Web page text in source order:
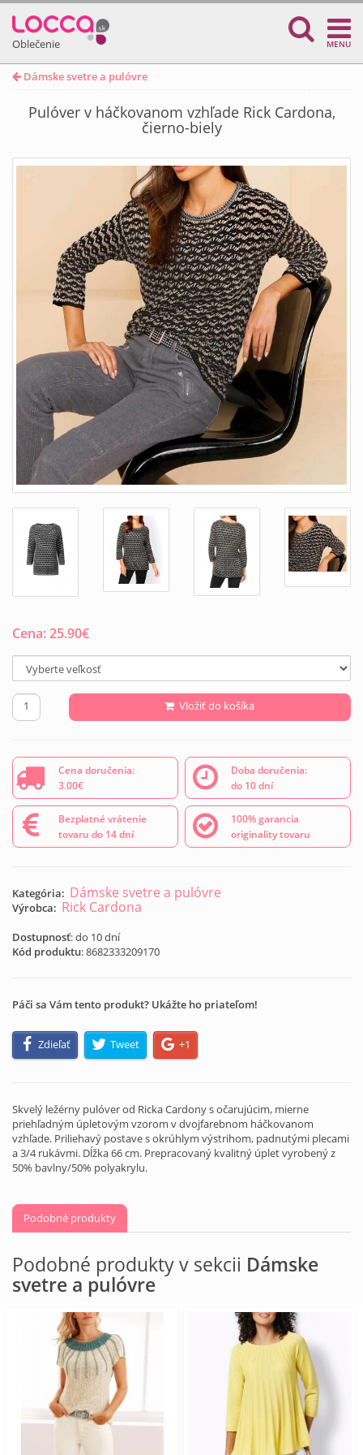
Oblečenie MENU
Dámske svetre a pulóvre
Pulóver v háčkovanom vzhľade Rick Cardona,
čierno-biely
Cena:25.90€
Vložiť do košíka
Cena doručenia:
3.00€
Doba doručenia:
do 10 dní
Bezplatné vrátenie
tovaru do 14 dní
100% garancia
originality tovaru
Kategória: Dámske svetre a pulóvre
Výrobca: Rick Cardona
Dostupnosť: do 10 dní
Kód produktu:8682333209170
Páči sa Vám tento produkt? Ukážte ho priateľom!
Zdieľať Tweet +1
Skvelý ležérny pulóver od Ricka Cardony s očarujúcim, mierne
priehľadným úpletovým vzorom v dvojfarebnom háčkovanom
vzhľade. Priliehavý postave s okrúhlym výstrihom, padnutými plecami
a 3/4 rukávmi. Dĺžka 66 cm. Prepracovaný kvalitný úplet vyrobený z
50% bavlny/50% polyakrylu.
Podobné produkty
Podobné produkty v sekcii Dámske
svetre a pulóvre